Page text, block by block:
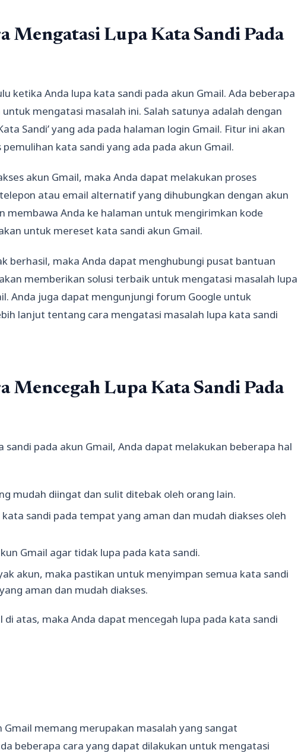
Mengatasi Lupa Kata Sandi Pada
ketika Anda lupa kata sandi pada akun Gmail. Ada beberapa
mengatasi masalah ini. Salah satunya adalah dengan
Sandi’ yang ada pada halaman login Gmail. Fitur ini akan
kata sandi yang ada pada akun Gmail.
akun Gmail, maka Anda dapat melakukan proses
atau email alternatif yang dihubungkan dengan akun
membawa Anda ke halaman untuk mengirimkan kode
untuk mereset kata sandi akun Gmail.
berhasil, maka Anda dapat menghubungi pusat bantuan
memberikan solusi terbaik untuk mengatasi masalah lupa
Anda juga dapat mengunjungi forum Google untuk
lanjut tentang cara mengatasi masalah lupa kata sandi
Mencegah Lupa Kata Sandi Pada
sandi pada akun Gmail, Anda dapat melakukan beberapa hal
mudah diingat dan sulit ditebak oleh orang lain.
sandi pada tempat yang aman dan mudah diakses oleh
Gmail agar tidak lupa pada kata sandi.
akun, maka pastikan untuk menyimpan semua kata sandi
aman dan mudah diakses.
di atas, maka Anda dapat mencegah lupa pada kata sandi
Gmail memang merupakan masalah yang sangat
beberapa cara yang dapat dilakukan untuk mengatasi